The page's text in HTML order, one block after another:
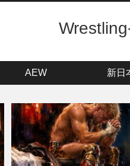
AEW 新日